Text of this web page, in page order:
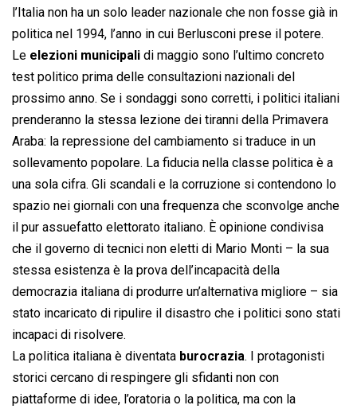
l’Italia non ha un solo leader nazionale che non fosse già in
politica nel 1994, l’anno in cui Berlusconi prese il potere.
Le elezioni municipali di maggio sono l’ultimo concreto
test politico prima delle consultazioni nazionali del
prossimo anno. Se i sondaggi sono corretti, i politici italiani
prenderanno la stessa lezione dei tiranni della Primavera
Araba: la repressione del cambiamento si traduce in un
sollevamento popolare. La fiducia nella classe politica è a
una sola cifra. Gli scandali e la corruzione si contendono lo
spazio nei giornali con una frequenza che sconvolge anche
il pur assuefatto elettorato italiano. È opinione condivisa
che il governo di tecnici non eletti di Mario Monti – la sua
stessa esistenza è la prova dell’incapacità della
democrazia italiana di produrre un’alternativa migliore – sia
stato incaricato di ripulire il disastro che i politici sono stati
incapaci di risolvere.
La politica italiana è diventata burocrazia. I protagonisti
storici cercano di respingere gli sfidanti non con
piattaforme di idee, l’oratoria o la politica, ma con la